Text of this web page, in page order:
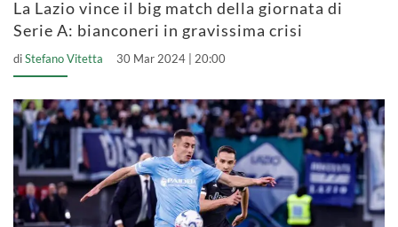
La Lazio vince il big match della giornata di
Serie A: bianconeri in gravissima crisi
diStefano Vitetta 30 Mar 2024 | 20:00